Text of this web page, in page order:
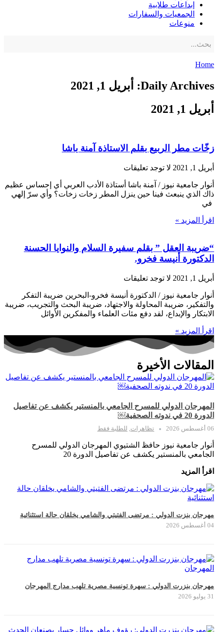
إبداعات طلابية
الجمعيات والسفارات
منوعات
Home
Daily Archives: أبريل 1, 2021
أبريل 1, 2021
زخّات مطر الربيع بقلم الاستاذة آمنة باشا
أبريل 1, 2021 لا توجد تعليقات
أنوار جامعية نيوز / آمنة باشا أستاذة الأدب العربي أي إحساس عظيم
ذاك الذي ينبعث فينا حين ينزل المطر زخات زخات؟ وأي سرّ إلهي
في
اقرأ المزيد »
“ضريبة العقل ” بقلم سفيرة السلام والنوايا الحسنة
الدكتورة أنيسة فخرو.
أبريل 1, 2021 لا توجد تعليقات
أنوار جامعية نيوز / الدكتورة أنيسة فخرو-البحرين ضريبة التفكر
والتفكير، ضريبة المحاولة والاجتهاد، ضريبة البحث والتجريب، ضريبة
الابتكار والإبداع، لقد دفع مئات العلماء والمفكرين الأوائل
اقرأ المزيد »
المقالات الأخيرة
المهرجان الدولي للمسرح الجامعي بالمنستير يكشف عن تفاصيل
الدورة 20 في ندوته الصحفية￼
06 أغسطس 2026 تظاهرات للطلبة فقط
أنوار جامعية نيوز حافظ الشتيوي المهرجان الدولي للمسرح
الجامعي بالمنستير يكشف عن تفاصيل الدورة 20
اقرأ المزيد
مهرجان بنزت الدولي : مرتضى الفتيتي والشامي يخلقان حالة استثنائية
04 أغسطس 2026
مهرجان بنزرت الدولي : سهرة تونسية مصرية تلهب مدارج المهرجان
31 يوليو 2026